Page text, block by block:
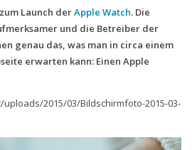
Launch derApple Watch. Die
und die Betreiber der
genau das, was man in circa einem
erwarten kann: Einen Apple
2015/03/Bildschirmfoto-2015-03-